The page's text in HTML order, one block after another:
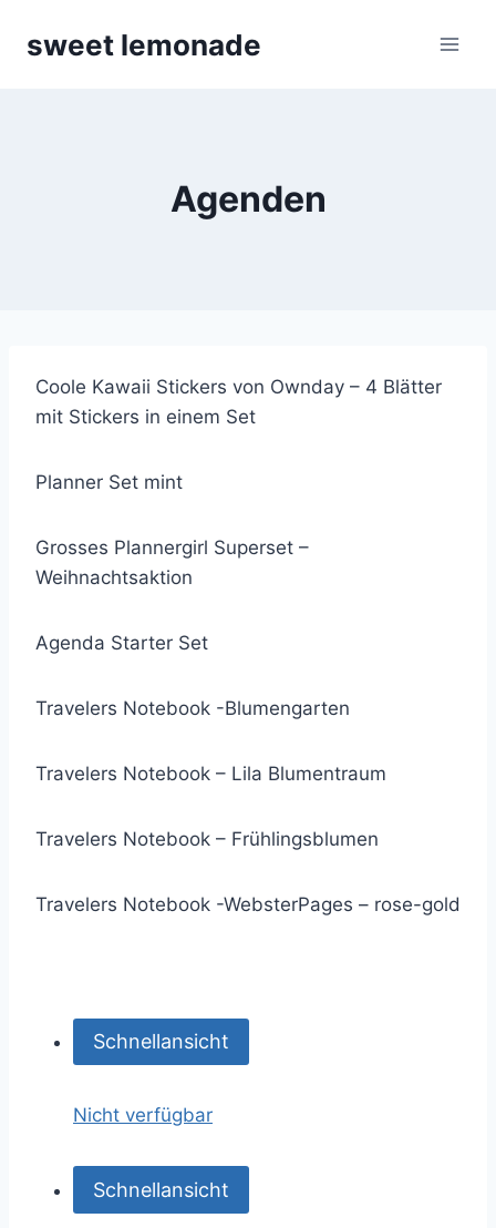
sweet lemonade
Agenden
Coole Kawaii Stickers von Ownday – 4 Blätter
mit Stickers in einem Set
Planner Set mint
Grosses Plannergirl Superset –
Weihnachtsaktion
Agenda Starter Set
Travelers Notebook -Blumengarten
Travelers Notebook – Lila Blumentraum
Travelers Notebook – Frühlingsblumen
Travelers Notebook -WebsterPages – rose-gold
Schnellansicht
Nicht verfügbar
Schnellansicht